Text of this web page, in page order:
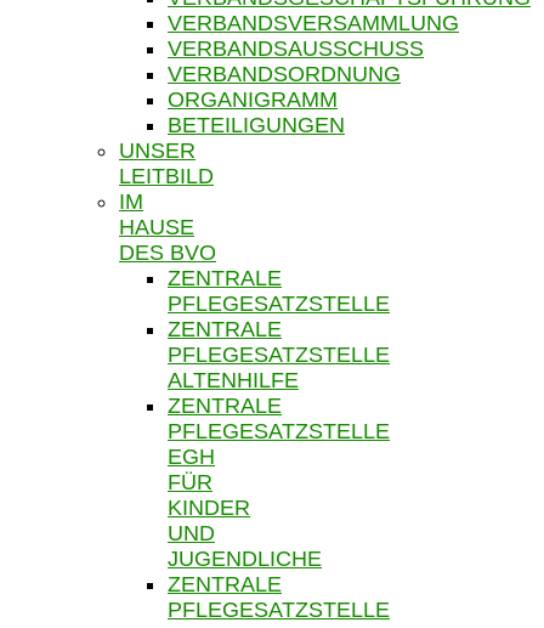
VERBANDSVERSAMMLUNG
VERBANDSAUSSCHUSS
VERBANDSORDNUNG
ORGANIGRAMM
BETEILIGUNGEN
UNSER
LEITBILD
IM
HAUSE
DES BVO
ZENTRALE
PFLEGESATZSTELLE
ZENTRALE
PFLEGESATZSTELLE
ALTENHILFE
ZENTRALE
PFLEGESATZSTELLE
EGH
FÜR
KINDER
UND
JUGENDLICHE
ZENTRALE
PFLEGESATZSTELLE